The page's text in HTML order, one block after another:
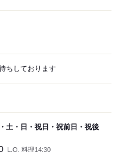
ちしております
土・日・祝日・祝前日・祝後
L.O. 料理14:30